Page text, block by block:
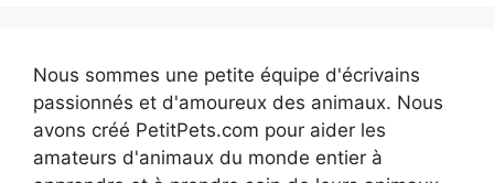
Nous sommes une petite équipe d'écrivains
passionnés et d'amoureux des animaux. Nous
avons créé PetitPets.com pour aider les
amateurs d'animaux du monde entier à